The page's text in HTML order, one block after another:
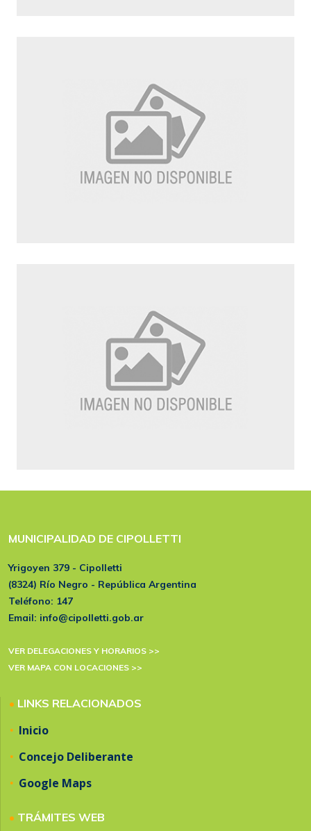
MUNICIPALIDAD DE CIPOLLETTI
Yrigoyen 379 - Cipolletti
(8324) Río Negro - República Argentina
Teléfono: 147
Email: info@cipolletti.gob.ar
VER DELEGACIONES Y HORARIOS >>
VER MAPA CON LOCACIONES >>
• LINKS RELACIONADOS
• Inicio
• Concejo Deliberante
• Google Maps
• TRÁMITES WEB